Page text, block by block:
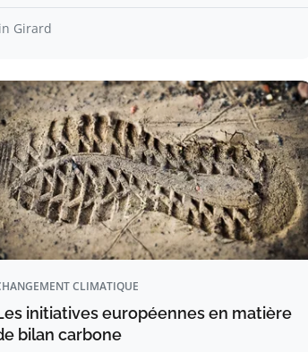
Girard
CLIMATIQUE
initiatives européennes en matière
bilan carbone